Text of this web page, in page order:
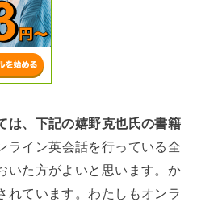
は、下記の嬉野克也氏の書籍
ライン英会話を行っている全
いた方がよいと思います。か
れています。わたしもオンラ